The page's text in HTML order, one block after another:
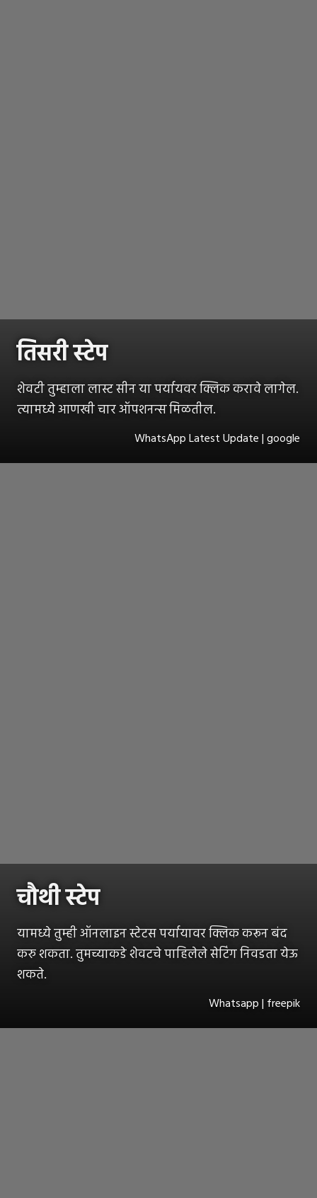
तिसरी स्टेप
शेवटी तुम्हाला लास्ट सीन या पर्यायवर क्लिक करावे लागेल.
त्यामध्ये आणखी चार ऑपशनन्स मिळतील.
WhatsApp Latest Update | google
चौथी स्टेप
यामध्ये तुम्ही ऑनलाइन स्टेटस पर्यायावर क्लिक करून बंद
करु शकता. तुमच्याकडे शेवटचे पाहिलेले सेटिंग निवडता येऊ
शकते.
Whatsapp | freepik